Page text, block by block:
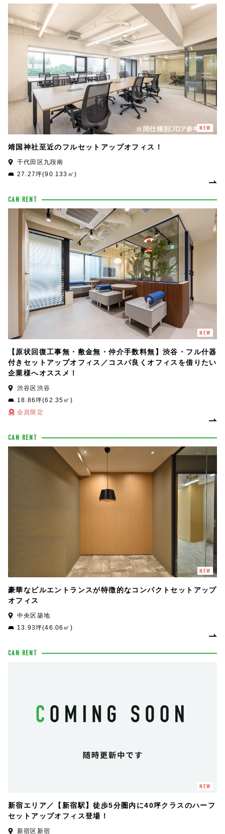
NEW
靖国神社至近のフルセットアップオフィス！
千代田区九段南
27.27坪(90.133㎡)
CAN RENT
NEW
【原状回復工事無・敷金無・仲介手数料無】渋谷・フル什器
付きセットアップオフィス／コスパ良くオフィスを借りたい
企業様へオススメ！
渋谷区渋谷
18.86坪(62.35㎡)
会員限定
CAN RENT
NEW
豪華なビルエントランスが特徴的なコンパクトセットアップ
オフィス
中央区築地
13.93坪(46.06㎡)
CAN RENT
NEW
新宿エリア／【新宿駅】徒歩5分圏内に40坪クラスのハーフ
セットアップオフィス登場！
新宿区新宿